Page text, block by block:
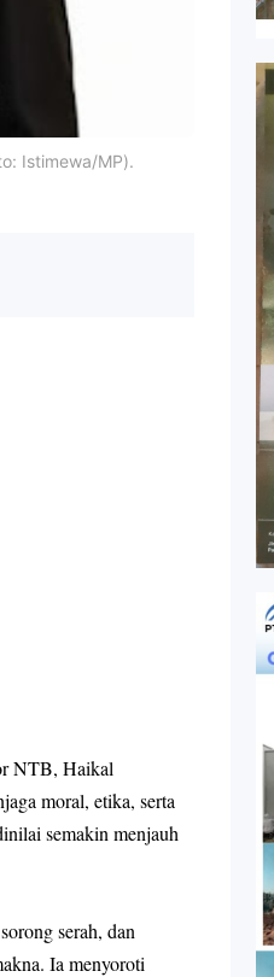
Istimewa/MP).
NTB, Haikal
moral, etika, serta
semakin menjauh
sorong serah, dan
Ia menyoroti